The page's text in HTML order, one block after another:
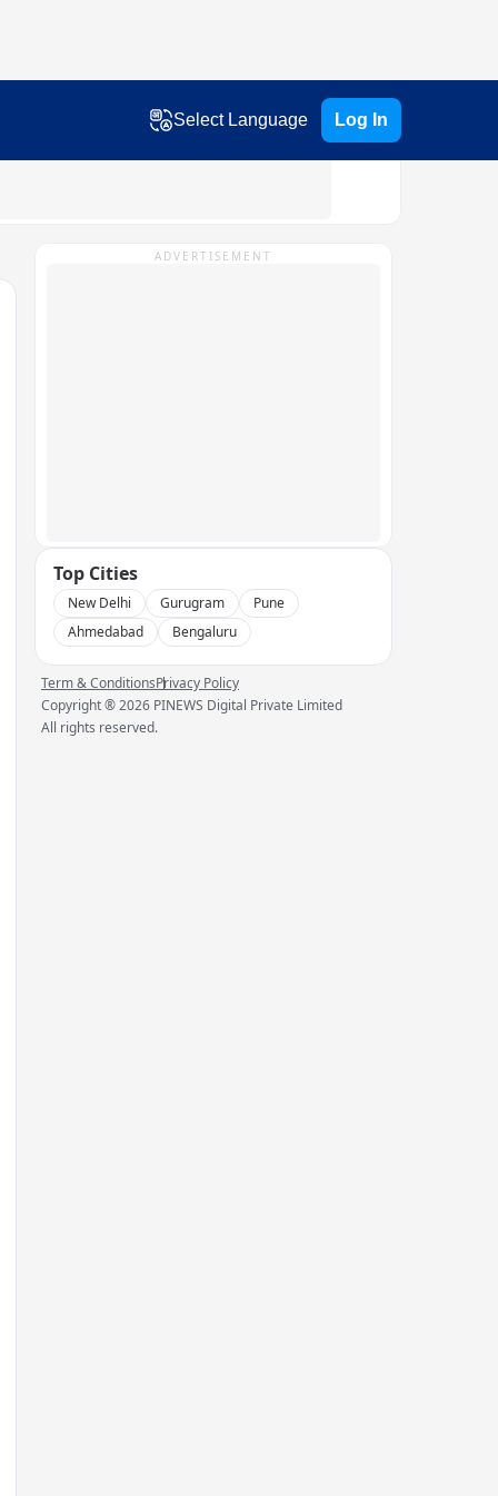
Select Language Log In
ADVERTISEMENT
Top Cities
New Delhi Gurugram
Pune
Ahmedabad
Bengaluru
Term & ConditionsPrivacy Policy
Copyright ®2026 PINEWS Digital Private Limited
All rights reserved.